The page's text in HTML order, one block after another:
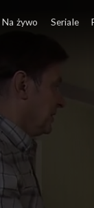
Na żywo Seriale